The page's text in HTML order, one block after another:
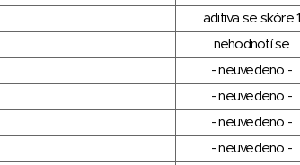
aditiva se skóre 1
nehodnotí se
- neuvedeno -
- neuvedeno -
- neuvedeno -
- neuvedeno -